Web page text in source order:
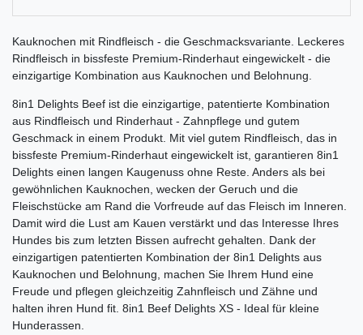
Kauknochen mit Rindfleisch - die Geschmacksvariante. Leckeres
Rindfleisch in bissfeste Premium-Rinderhaut eingewickelt - die
einzigartige Kombination aus Kauknochen und Belohnung.
8in1 Delights Beef ist die einzigartige, patentierte Kombination
aus Rindfleisch und Rinderhaut - Zahnpflege und gutem
Geschmack in einem Produkt. Mit viel gutem Rindfleisch, das in
bissfeste Premium-Rinderhaut eingewickelt ist, garantieren 8in1
Delights einen langen Kaugenuss ohne Reste. Anders als bei
gewöhnlichen Kauknochen, wecken der Geruch und die
Fleischstücke am Rand die Vorfreude auf das Fleisch im Inneren.
Damit wird die Lust am Kauen verstärkt und das Interesse Ihres
Hundes bis zum letzten Bissen aufrecht gehalten. Dank der
einzigartigen patentierten Kombination der 8in1 Delights aus
Kauknochen und Belohnung, machen Sie Ihrem Hund eine
Freude und pflegen gleichzeitig Zahnfleisch und Zähne und
halten ihren Hund fit. 8in1 Beef Delights XS - Ideal für kleine
Hunderassen.